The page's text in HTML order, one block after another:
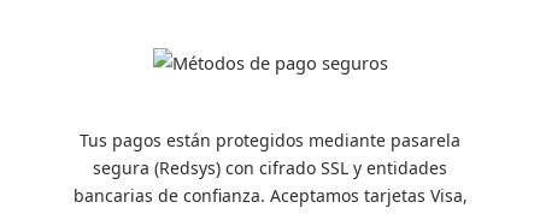
Tus pagos están protegidos mediante pasarela
segura (Redsys) con cifrado SSL y entidades
bancarias de confianza. Aceptamos tarjetas Visa,